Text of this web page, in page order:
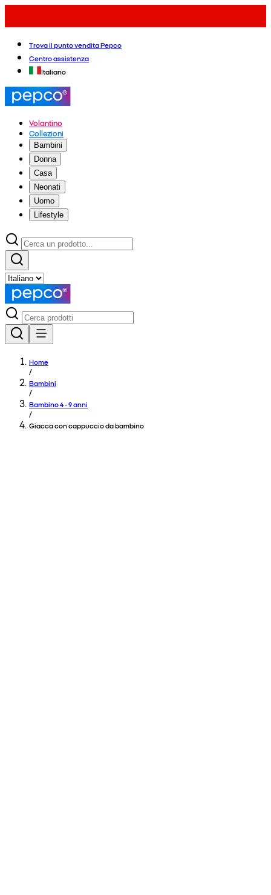
Trova il punto vendita Pepco
Centro assistenza
Italiano
Volantino
Collezioni
Bambini
Donna
Casa
Neonati
Uomo
Lifestyle
Home
/
Bambini
/
Bambino 4 - 9 anni
/
Giacca con cappuccio da bambino